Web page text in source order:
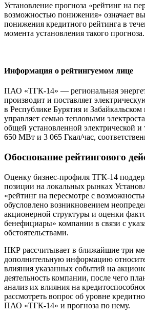
Установление прогноза «рейтинг на
возможностью понижения» означает
понижения кредитного рейтинга в
момента установления такого прогноза.
Информация о рейтингуемом лице
ПАО «ТГК-14» — региональная
производит и поставляет
в Республике Бурятия и
управляет семью тепловыми
общей установленной электрической
650 МВт и 3 065 Гкал/час,
Обоснование рейтингового
Оценку бизнес-профиля ТГК-14
позиции на локальных рынках
«рейтинг на пересмотре с
обусловлено возникновением
акционерной структуры и оценки
бенефициары» компании в связи с
обстоятельствами.
НКР рассчитывает в ближайшие три
дополнительную информацию
влияния указанных событий на
деятельность компании, после чего
анализ их влияния на
рассмотреть вопрос об уровне
ПАО «ТГК-14» и прогноза по нему.